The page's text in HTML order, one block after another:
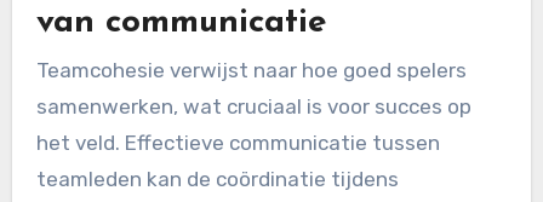
van communicatie
Teamcohesie verwijst naar hoe goed spelers
samenwerken, wat cruciaal is voor succes op
het veld. Effectieve communicatie tussen
teamleden kan de coördinatie tijdens